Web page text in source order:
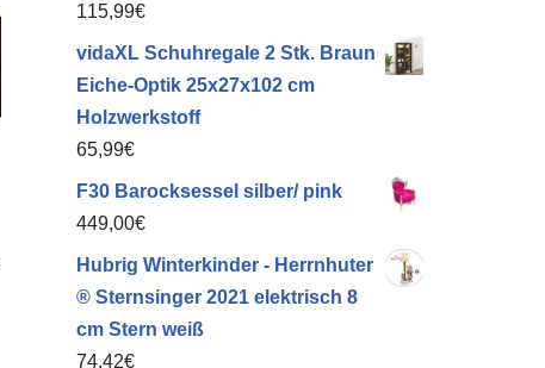
115,99€
vidaXL Schuhregale 2 Stk. Braun
Eiche-Optik 25x27x102 cm
Holzwerkstoff
65,99€
F30 Barocksessel silber/ pink
449,00€
Hubrig Winterkinder - Herrnhuter
® Sternsinger 2021 elektrisch 8
cm Stern weiß
74,42€